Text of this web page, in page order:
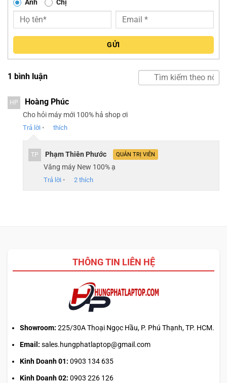
9700. Hành trình phím trên chiếc laptop này nông hơn so
với HP Spectre và Dell Latitude một chút, nhưng cảm giác
chất liệu sợi carbon, người dùng không bị mỏi khi phải gõ
lâu trên chiếc laptop này.
thước lớn của trackpad.
Anh Chị
GỬI
1 bình luận
HP Hoàng Phúc
Cho hỏi máy mới 100% hả shop ơi
Trả lời • thích
TP Phạm Thiên Phước QUẢN TRỊ VIÊN
Vâng máy New 100% ạ
Trả lời • 2 thích
THÔNG TIN LIÊN HỆ
Showroom: 225/30A Thoại Ngọc Hầu, P. Phú Thạnh, TP. HCM.
Email: sales.hungphatlaptop@gmail.com
Kinh Doanh 01: 0903 134 635
Kinh Doanh 02: 0903 226 126